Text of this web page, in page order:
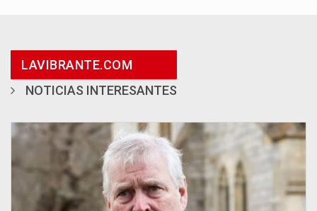
LAVIBRANTE.COM
NOTICIAS INTERESANTES